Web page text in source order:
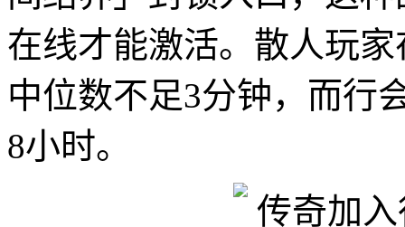
在线才能激活。散人玩
中位数不足3分钟，而行
8小时。